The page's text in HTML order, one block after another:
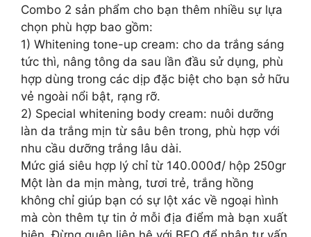
Combo 2 sản phẩm cho bạn thêm nhiều sự lựa
chọn phù hợp bao gồm:
1) Whitening tone-up cream: cho da trắng sáng
tức thì, nâng tông da sau lần đầu sử dụng, phù
hợp dùng trong các dịp đặc biệt cho bạn sở hữu
vẻ ngoài nổi bật, rạng rỡ.
2) Special whitening body cream: nuôi dưỡng
làn da trắng mịn từ sâu bên trong, phù hợp với
nhu cầu dưỡng trắng lâu dài.
Mức giá siêu hợp lý chỉ từ 140.000đ/ hộp 250gr
Một làn da mịn màng, tươi trẻ, trắng hồng
không chỉ giúp bạn có sự lột xác về ngoại hình
mà còn thêm tự tin ở mỗi địa điểm mà bạn xuất